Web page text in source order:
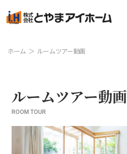
ホーム ルームツアー動画
ルームツアー動画
ROOM TOUR